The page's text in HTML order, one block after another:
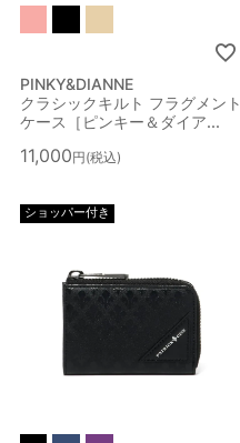
PINKY&DIANNE
クラシックキルト フラグメント
ケース［ピンキー＆ダイア...
11,000 税込
ショッパー付き